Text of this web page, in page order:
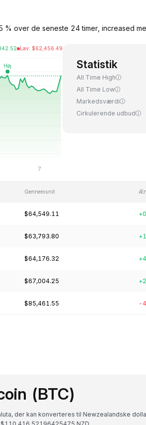
% over de seneste 24 timer, increased
Lav: $62,456.49
Statistik
All Time High
All Time Low
Markedsværdi
Cirkulerende udbud
Gennemsnit
$64,549.11
$63,793.80
$64,176.32
$67,004.25
$85,461.55 -
(BTC)
der kan konverteres til Newzealandske
$110,416.52196425475 NZD.